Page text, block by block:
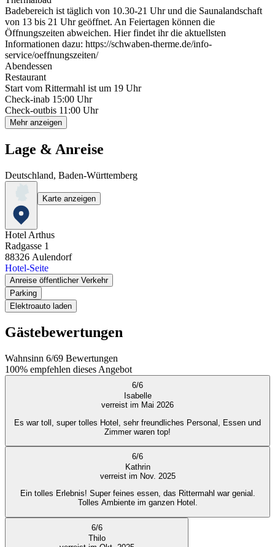
Badebereich ist täglich von 10.30-21 Uhr und die Saunalandschaft
von 13 bis 21 Uhr geöffnet. An Feiertagen können die
Öffnungszeiten abweichen. Hier findet ihr die aktuellsten
Informationen dazu: https://schwaben-therme.de/info-
service/oeffnungszeiten/
Abendessen
Restaurant
Start vom Rittermahl ist um 19 Uhr
Check-inab 15:00 Uhr
Check-outbis 11:00 Uhr
Mehr anzeigen
Lage & Anreise
Deutschland, Baden-Württemberg
Karte anzeigen
Hotel Arthus
Radgasse 1
88326 Aulendorf
Hotel-Seite
Anreise öffentlicher Verkehr
Parking
Elektroauto laden
Gästebewertungen
Wahnsinn 6/69 Bewertungen
100% empfehlen dieses Angebot
6/6
Isabelle
verreist im Mai 2026
Es war toll, super tolles Hotel, sehr freundliches Personal, Essen und
Zimmer waren top!
6/6
Kathrin
verreist im Nov. 2025
Ein tolles Erlebnis! Super feines essen, das Rittermahl war genial.
Tolles Ambiente im ganzen Hotel.
6/6
Thilo